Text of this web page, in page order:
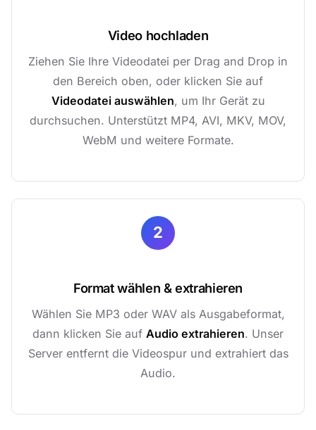
Video hochladen
Ziehen Sie Ihre Videodatei per Drag and Drop in
den Bereich oben, oder klicken Sie auf
Videodatei auswählen, um Ihr Gerät zu
durchsuchen. Unterstützt MP4, AVI, MKV, MOV,
WebM und weitere Formate.
2
Format wählen & extrahieren
Wählen Sie MP3 oder WAV als Ausgabeformat,
dann klicken Sie auf Audio extrahieren. Unser
Server entfernt die Videospur und extrahiert das
Audio.